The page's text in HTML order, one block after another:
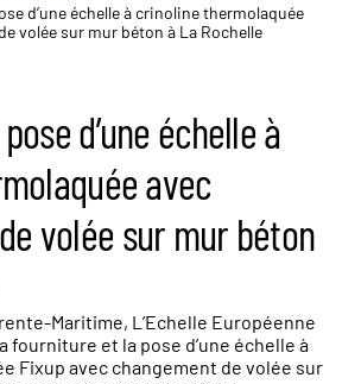
d’une échelle à crinoline thermolaquée
volée sur mur béton à La Rochelle
d’une échelle à
avec
volée sur mur béton
Maritime, L’Echelle Européenne
fourniture et la pose d’une échelle à
Fixup avec changement de volée sur